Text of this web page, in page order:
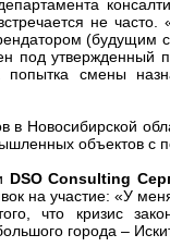
не
(будущим
под утвержденный
попытка смены
в Новосибирской
объектов с
DSO Consulting
на участие: «У
что кризис
города –